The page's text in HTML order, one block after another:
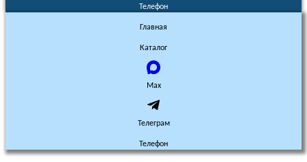
Телефон
Главная
Каталог
Max
Телеграм
Телефон